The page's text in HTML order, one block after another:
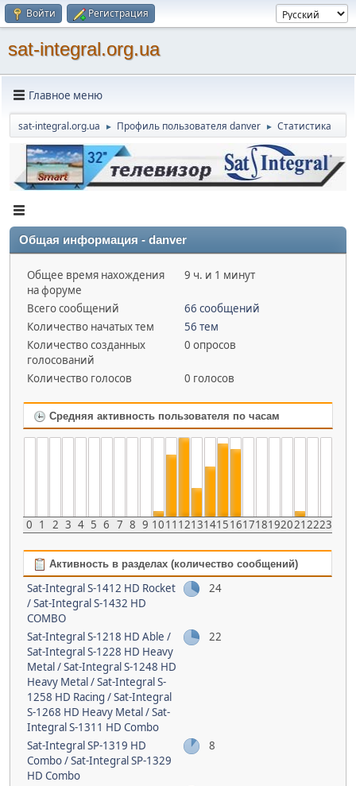
Войти Регистрация
sat-integral.org.ua
Главное меню
sat-integral.org.ua ► Профиль пользователя danver ► Статистика
Общая информация - danver
Общее время нахождения
на форуме
9 ч. и 1 минут
Всего сообщений
66 сообщений
Количество начатых тем
56 тем
Количество созданных
голосований
0 опросов
Количество голосов 0 голосов
Средняя активность пользователя по часам
0 1 2 3 4 5 6 7 8 9 1011 121314151617181920212223
Активность в разделах (количество сообщений)
Sat-Integral S-1412 HD Rocket
/ Sat-Integral S-1432 HD
COMBO
24
Sat-Integral S-1218 HD Able /
Sat-Integral S-1228 HD Heavy
Metal / Sat-Integral S-1248 HD
Heavy Metal / Sat-Integral S-
1258 HD Racing / Sat-Integral
S-1268 HD Heavy Metal / Sat-
Integral S-1311 HD Combo
22
Sat-Integral SP-1319 HD
Combo / Sat-Integral SP-1329
HD Combo
8